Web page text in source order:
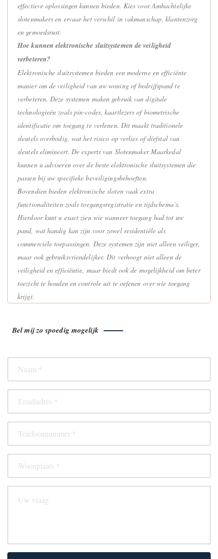
effectieve oplossingen kunnen bieden. Kies voor Ambachtelijke
slotenmakers en ervaar het verschil in vakmanschap, klantenzorg
en gemoedsrust.
Hoe kunnen elektronische sluitsystemen de veiligheid
verbeteren?
Elektronische sluitsystemen bieden een moderne en efficiënte
manier om de veiligheid van uw woning of bedrijfspand te
verbeteren. Deze systemen maken gebruik van digitale
technologieën zoals pin-codes, kaartlezers of biometrische
identificatie om toegang te verlenen. Dit maakt traditionele
sleutels overbodig, wat het risico op verlies of diefstal van
sleutels elimineert. De experts van Slotenmaker Maarkedal
kunnen u adviseren over de beste elektronische sluitsystemen die
passen bij uw specifieke beveiligingsbehoeften.
Bovendien bieden elektronische sloten vaak extra
functionaliteiten zoals toegangsregistratie en tijdschema’s.
Hierdoor kunt u exact zien wie wanneer toegang had tot uw
pand, wat handig kan zijn voor zowel residentiële als
commerciële toepassingen. Deze systemen zijn niet alleen veiliger,
maar ook gebruiksvriendelijker. Dit verhoogt niet alleen de
veiligheid en efficiëntie, maar biedt ook de mogelijkheid om beter
toezicht te houden en controle uit te oefenen over wie toegang
krijgt.
Bel mij zo spoedig mogelijk